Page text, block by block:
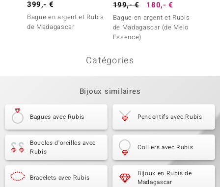
399,- €
Bague en argent et Rubis
de Madagascar
199,- € 180,- €
Bague en argent et Rubis
de Madagascar (de Melo
Essence)
Catégories
Bijoux similaires
Bagues avec Rubis Pendentifs avec Rubis
Boucles d'oreilles avec
Rubis
Colliers avec Rubis
Bracelets avec Rubis
Bijoux en Rubis de
Madagascar